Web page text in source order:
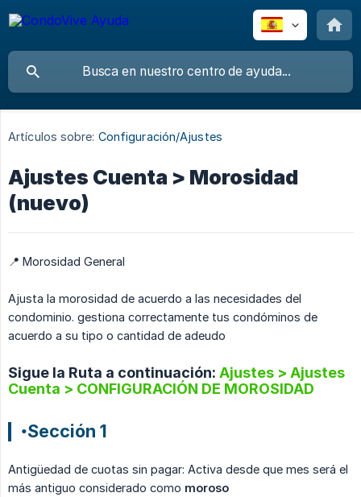
Artículos sobre: Configuración/Ajustes
Ajustes Cuenta > Morosidad
(nuevo)
📍 Morosidad General
Ajusta la morosidad de acuerdo a las necesidades del
condominio. gestiona correctamente tus condóminos de
acuerdo a su tipo o cantidad de adeudo
Sigue la Ruta a continuación: Ajustes > Ajustes
Cuenta > CONFIGURACIÓN DE MOROSIDAD
•Sección 1
Antigüedad de cuotas sin pagar: Activa desde que mes será el
más antiguo considerado como moroso